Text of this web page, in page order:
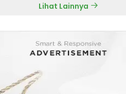
Lihat Lainnya